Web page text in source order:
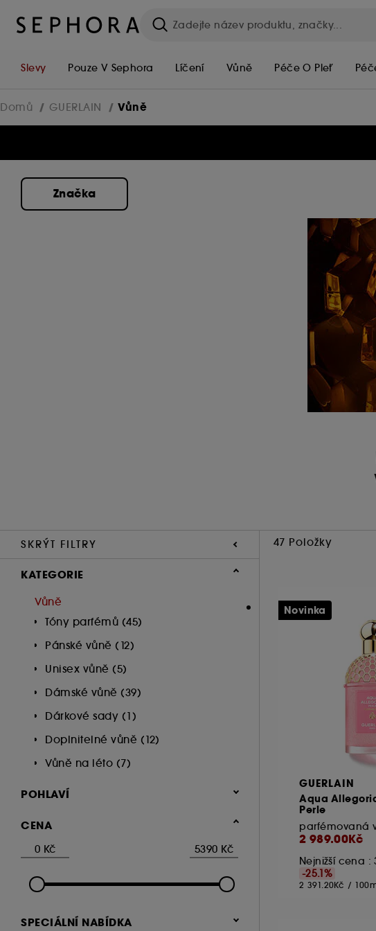
Slevy Pouze V Sephora Líčení Vůně Péče O Pleť
Domů GUERLAIN Vůně
Značka
SKRÝT FILTRY 47 Položky
KATEGORIE
Vůně
Tóny parfémů (45)
Pánské vůně (12)
Unisex vůně (5)
Dámské vůně (39)
Dárkové sady (1)
Doplnitelné vůně (12)
Vůně na léto (7)
POHLAVÍ
Ženy (28)
CENA
SPECIÁLNÍ NABÍDKA
GUERLAIN
Aqua
Perle
parfémovaná
2 989.00Kč
Nejnižší cena :
-25.1%
2 391.20Kč /
Novinka